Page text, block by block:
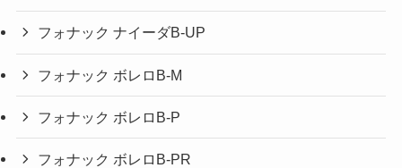
フォナック ナイーダB-UP
フォナック ボレロB-M
フォナック ボレロB-P
フォナック ボレロB-PR